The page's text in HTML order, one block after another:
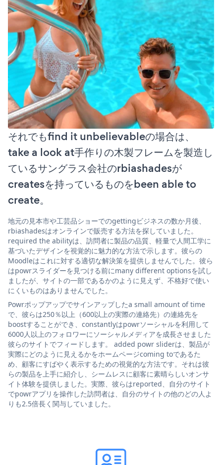
それでもfind it unbelievableの場合は、
take a look at手作りの木製フレームを製造し
ているサングラス会社のrbiashadesが
createsを持っているものをbeen able to
create。
地元の見本市や工芸品ショーでのgettingビジネスの数か月後、
rbiashadesはオンラインで販売する方法を探していました。
required the abilityは、訪問者に製品の品質、軽量で人間工学に
基づいたデザインを視覚的に魅力的な方法で示します。彼らの
Moodleはこれに対する適切な解決策を提供しませんでした。彼ら
はpowrスライダーを見つける前にmany different optionsを試し
ましたが、サイトの一部であるかのように見えず、不格好で使い
にくいものはありませんでした。
Powrポップアップでサインアップしたa small amount of time
で、彼らは250％以上（600以上の実際の連絡先）の連絡先を
boostすることができ、constantlyはpowrソーシャルを利用して
6000人以上のフォロワーにソーシャルメディアを成長させました
彼らのサイトでフィードします。 added powr sliderは、製品が
実際にどのように見えるかをホームページcoming toであるた
め、顧客にすばやく表示するための視覚的な方法です。それは彼
らの製品を上手に紹介し、シームレスに顧客に素晴らしいオンサ
イト体験を提供しました。実際、彼らはreported、自分のサイト
でpowrアプリを操作した訪問者は、自分のサイトの他のどの人よ
りも2.5倍長く関与していました。